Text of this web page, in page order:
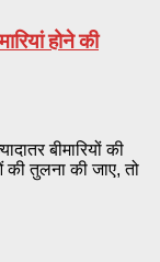
होने की
बीमारियों की
तुलना की जाए, तो